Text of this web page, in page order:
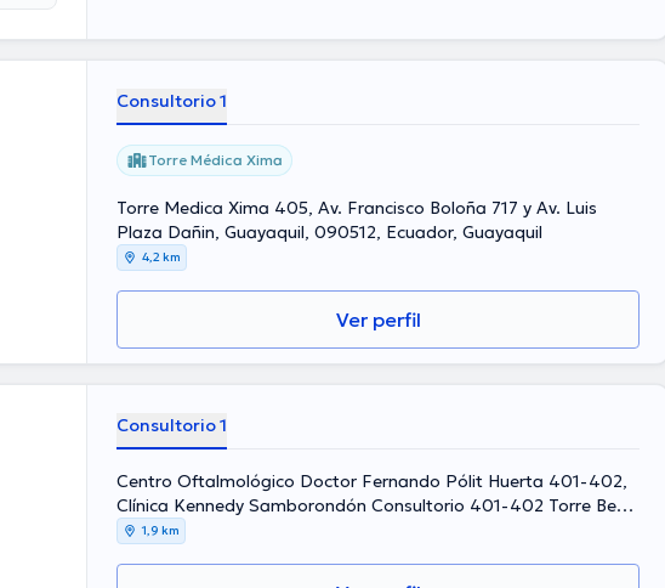
Consultorio 1
Torre Médica Xima
Torre Medica Xima 405, Av. Francisco Boloña 717 y Av. Luis
Plaza Dañin, Guayaquil, 090512, Ecuador, Guayaquil
4,2 km
Ver perfil
Consultorio 1
Centro Oftalmológico Doctor Fernando Pólit Huerta 401-402,
Clínica Kennedy Samborondón Consultorio 401-402 Torre Beta,
Guayaquil, 170616, Ecuador, Guayaquil
1,9 km